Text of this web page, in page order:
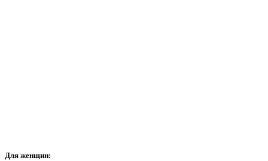
Для женщин: